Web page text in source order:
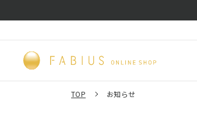
ビューティー
毛穴
TOP お知らせ